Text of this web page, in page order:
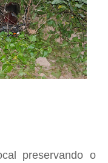
preservando o